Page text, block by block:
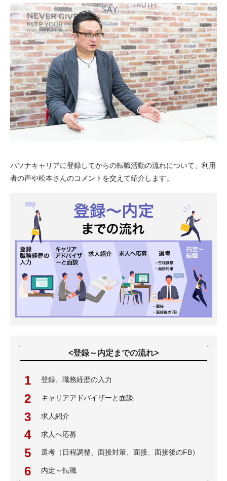
パソナキャリアに登録してからの転職活動の流れについて、利用
者の声や松本さんのコメントを交えて紹介します。
<登録～内定までの流れ>
登録、職務経歴の入力
キャリアアドバイザーと面談
求人紹介
求人へ応募
選考（日程調整、面接対策、面接、面接後のFB）
内定～転職